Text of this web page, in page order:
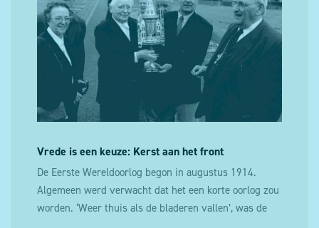
Vrede is een keuze: Kerst aan het front
De Eerste Wereldoorlog begon in augustus 1914.
Algemeen werd verwacht dat het een korte oorlog zou
worden. ‘Weer thuis als de bladeren vallen’, was de